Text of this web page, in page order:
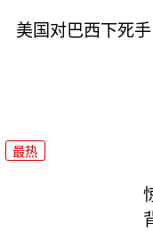
美国对巴西下死
最热